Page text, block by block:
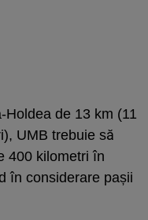
Holdea de 13 km (11
UMB trebuie să
400 kilometri în
în considerare pașii